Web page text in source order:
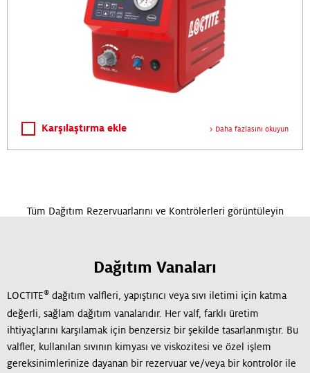
Karşılaştırma ekle Daha fazlasını okuyun
Tüm Dağıtım Rezervuarlarını ve Kontrölerleri görüntüleyin
Dağıtım Vanaları
LOCTITE® dağıtım valfleri, yapıştırıcı veya sıvı iletimi için katma
değerli, sağlam dağıtım vanalarıdır. Her valf, farklı üretim
ihtiyaçlarını karşılamak için benzersiz bir şekilde tasarlanmıştır. Bu
valfler, kullanılan sıvının kimyası ve viskozitesi ve özel işlem
gereksinimlerinize dayanan bir rezervuar ve/veya bir kontrolör ile